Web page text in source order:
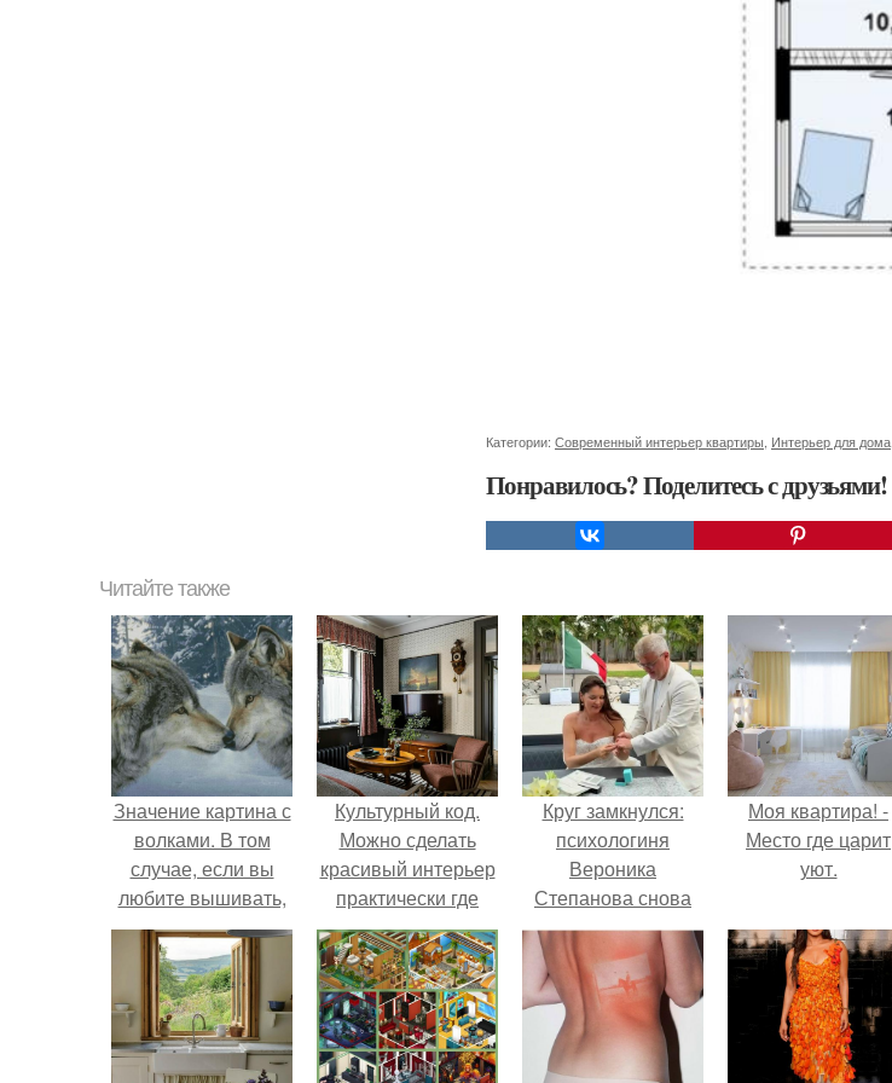
Категории: Современный интерьер квартиры Интерьер для дома
Понравилось? Поделитесь с друзьями!
Читайте также
Значение картина с
волками. В том
случае, если вы
любите вышивать,
то наверняка
задумывались о
том, что означает та
или иная вышитая
вами картина.
Культурный код.
Можно сделать
красивый интерьер
практически где
угодно.
Круг замкнулся:
психологиня
Вероника
Степанова снова
вышла замуж за
собственного
бывшего мужа.
Моя квартира! -
Место где царит
уют.